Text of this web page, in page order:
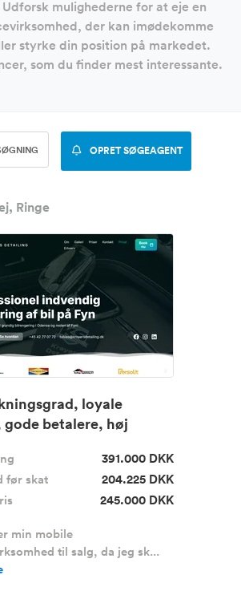
mulighederne for at eje en
der kan imødekomme
styrke din position på markedet.
som du finder mest interessante.
OPRET SØGEAGENT
Ringe
loyale
gode betalere, høj
391.000 DKK
før skat
204.225 DKK
245.000 DKK
min mobile
til salg, da jeg sk...